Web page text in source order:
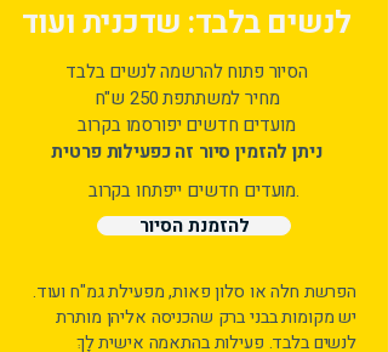
לנשים בלבד: שדכנית ועוד
הסיור פתוח להרשמה לנשים בלבד
מחיר למשתתפת 250 ש"ח
מועדים חדשים יפורסמו בקרוב
ניתן להזמין סיור זה כפעילות פרטית
מועדים חדשים ייפתחו בקרוב.
להזמנת הסיור
הפרשת חלה או סלון פאות, מפעילת גמ"ח ועוד.
יש מקומות בבני ברק שהכניסה אליהן מותרת
לנשים בלבד. פעילות בהתאמה אישית לָךְ